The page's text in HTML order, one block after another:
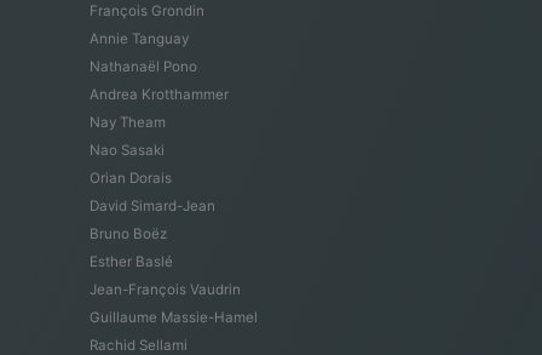
François Grondin
Annie Tanguay
Nathanaël Pono
Andrea Krotthammer
Nay Theam
Nao Sasaki
Orian Dorais
David Simard-Jean
Bruno Boëz
Esther Baslé
Jean-François Vaudrin
Guillaume Massie-Hamel
Rachid Sellami